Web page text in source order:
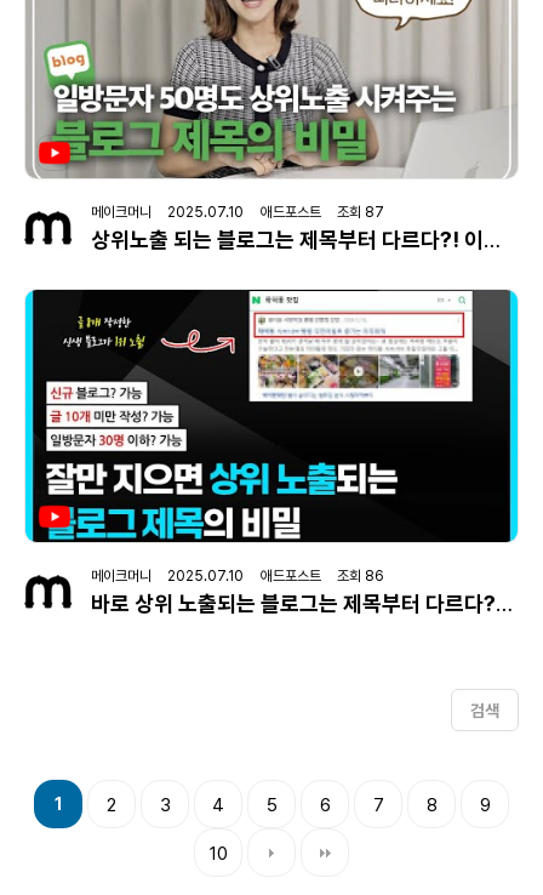
메이크머니 2025.07.10 애드포스트 조회 87
상위노출 되는 블로그는 제목부터 다르다?! 이대로만 따라하세요!
메이크머니 2025.07.10 애드포스트 조회 86
바로 상위 노출되는 블로그는 제목부터 다르다?! 신생 블로그, 일방문자 30명 이하, 초보자도 상단노출 가능…
검색
1 2 3 4 5 6 7 8 9
10